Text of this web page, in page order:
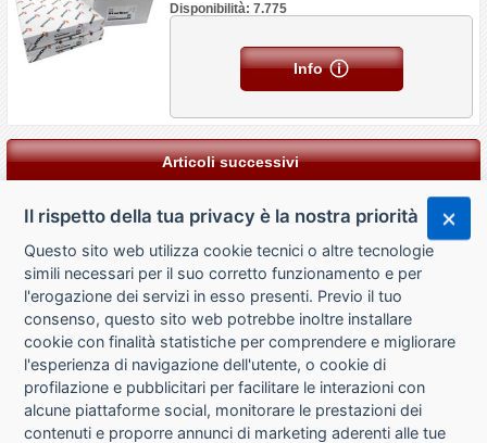
Disponibilità: 7.775
Info
Articoli successivi
CHI SIAMO
CONTATTI
Il rispetto della tua privacy è la nostra priorità
Questo sito web utilizza cookie tecnici o altre tecnologie
simili necessari per il suo corretto funzionamento e per
l'erogazione dei servizi in esso presenti. Previo il tuo
consenso, questo sito web potrebbe inoltre installare
cookie con finalità statistiche per comprendere e migliorare
l'esperienza di navigazione dell'utente, o cookie di
profilazione e pubblicitari per facilitare le interazioni con
alcune piattaforme social, monitorare le prestazioni dei
contenuti e proporre annunci di marketing aderenti alle tue